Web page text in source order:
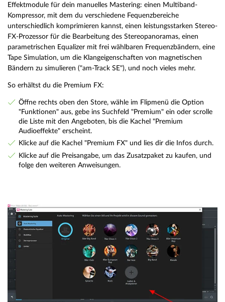
Effektmodule für dein manuelles Mastering: einen Multiband-
Kompressor, mit dem du verschiedene Fequenzbereiche
unterschiedlich komprimieren kannst, einen leistungsstarken Stereo-
FX-Prozessor für die Bearbeitung des Stereopanoramas, einen
parametrischen Equalizer mit frei wählbaren Frequenzbändern, eine
Tape Simulation, um die Klangeigenschaften von magnetischen
Bändern zu simulieren ("am-Track SE"), und noch vieles mehr.
So erhältst du die Premium FX:
Öffne rechts oben den Store, wähle im Flipmenü die Option
"Funktionen" aus, gebe ins Suchfeld "Premium" ein oder scrolle
die Liste mit den Angeboten, bis die Kachel "Premium
Audioeffekte" erscheint.
Klicke auf die Kachel "Premium FX" und lies dir die Infos durch.
Klicke auf die Preisangabe, um das Zusatzpaket zu kaufen, und
folge den weiteren Anweisungen.